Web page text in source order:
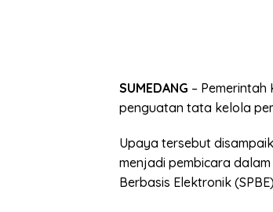
SUMEDANG –
penguatan tata kelola
Upaya tersebut
menjadi pembicara
Berbasis Elektronik